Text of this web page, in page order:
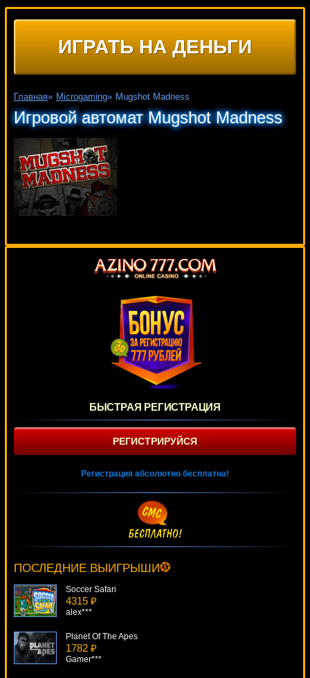
ИГРАТЬ НА ДЕНЬГИ
Главная» Microgaming» Mugshot Madness
Игровой автомат Mugshot Madness
БЫСТРАЯ РЕГИСТРАЦИЯ
РЕГИСТРИРУЙСЯ
Регистрация абсолютно бесплатна!
ПОСЛЕДНИЕ ВЫИГРЫШИ
alex***
Soccer Safari
4315 ₽
alex***
Planet Of The Apes
1782 ₽
Gamer***